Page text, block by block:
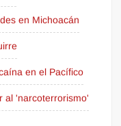
en Michoacán
en el Pacífico
al 'narcoterrorismo'